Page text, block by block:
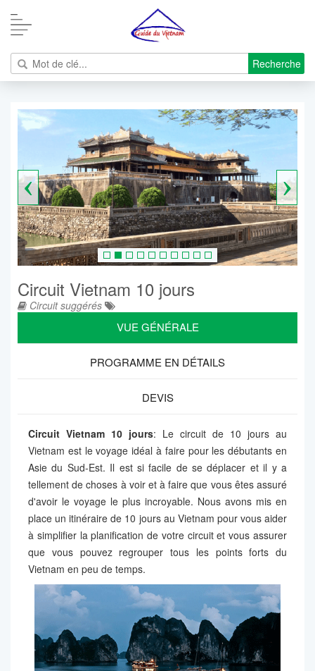
Recherche
‹ ›
Circuit Vietnam 10 jours
Circuit suggérés
VUE GÉNÉRALE
PROGRAMME EN DÉTAILS
DEVIS
Circuit Vietnam 10 jours: Le circuit de 10 jours au
Vietnam est le voyage idéal à faire pour les débutants en
Asie du Sud-Est. Il est si facile de se déplacer et il y a
tellement de choses à voir et à faire que vous êtes assuré
d'avoir le voyage le plus incroyable. Nous avons mis en
place un itinéraire de 10 jours au Vietnam pour vous aider
à simplifier la planification de votre circuit et vous assurer
que vous pouvez regrouper tous les points forts du
Vietnam en peu de temps.